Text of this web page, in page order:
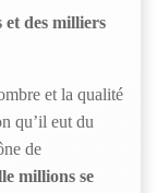
des milliers
et la qualité
qu’il eut du
de
millions se